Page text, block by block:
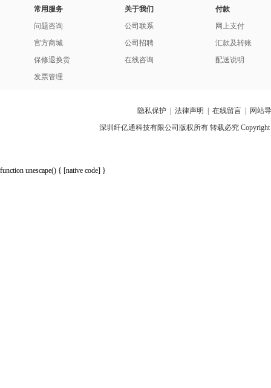
常用服务
问题咨询
官方商城
保修退换货
发票管理
关于我们
公司联系
公司招聘
在线咨询
付款
网上支付
汇款及转账
配送说明
隐私保护 法律声明 在线留言
网站
深圳纤亿通科技有限公司版权所有 转载必究
function unescape() { [native code] }